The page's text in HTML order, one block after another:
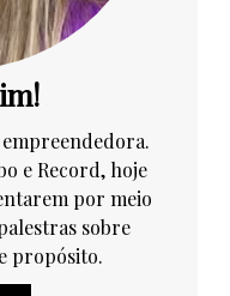
e Record, hoje
por meio
sobre
propósito.